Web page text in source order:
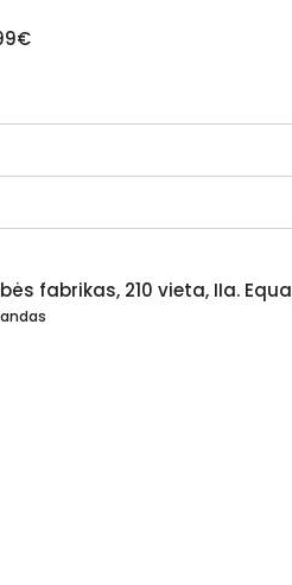
fabrikas, 210 vieta, IIa. Equa